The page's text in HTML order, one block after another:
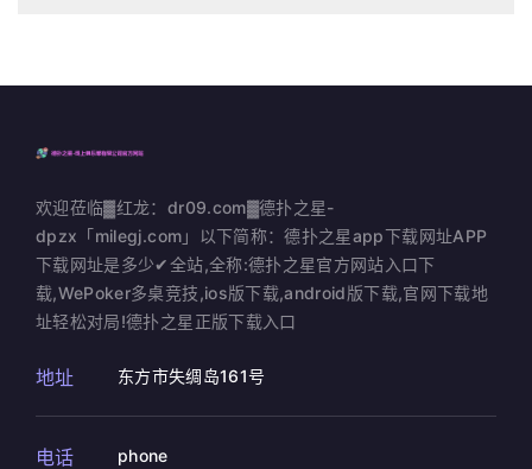
欢迎莅临▓红龙：dr09.com▓德扑之星-
dpzx「milegj.com」以下简称：德扑之星app下载网址APP
下载网址是多少✔全站,全称:德扑之星官方网站入口下
载,WePoker多桌竞技,ios版下载,android版下载,官网下载地
址轻松对局!德扑之星正版下载入口
地址 东方市失绸岛161号
电话 phone